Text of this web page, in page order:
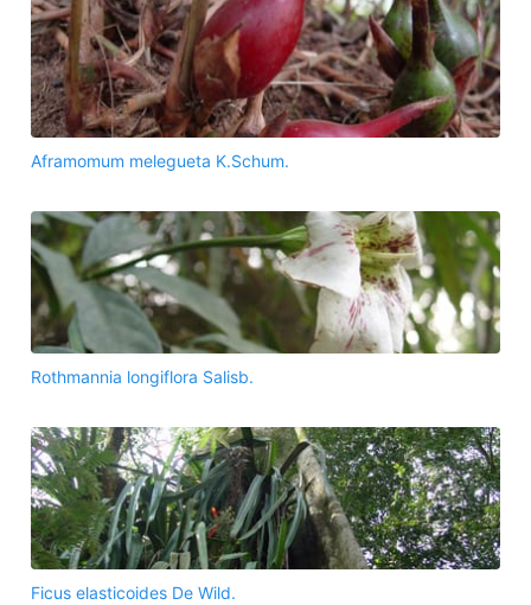
Aframomum melegueta K.Schum.
Rothmannia longiflora Salisb.
Ficus elasticoides De Wild.